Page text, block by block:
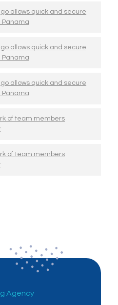
allows quick and secure
Panama
allows quick and secure
Panama
allows quick and secure
Panama
of team members
of team members